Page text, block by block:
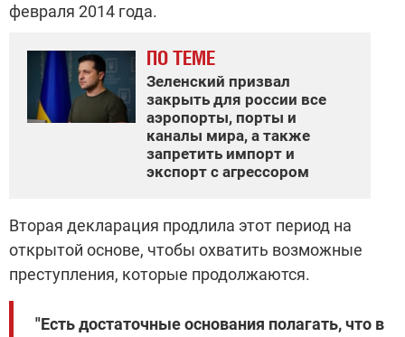
февраля 2014 года.
ПО ТЕМЕ
Зеленский призвал
закрыть для россии все
аэропорты, порты и
каналы мира, а также
запретить импорт и
экспорт с агрессором
Вторая декларация продлила этот период на
открытой основе, чтобы охватить возможные
преступления, которые продолжаются.
"Есть достаточные основания полагать, что в